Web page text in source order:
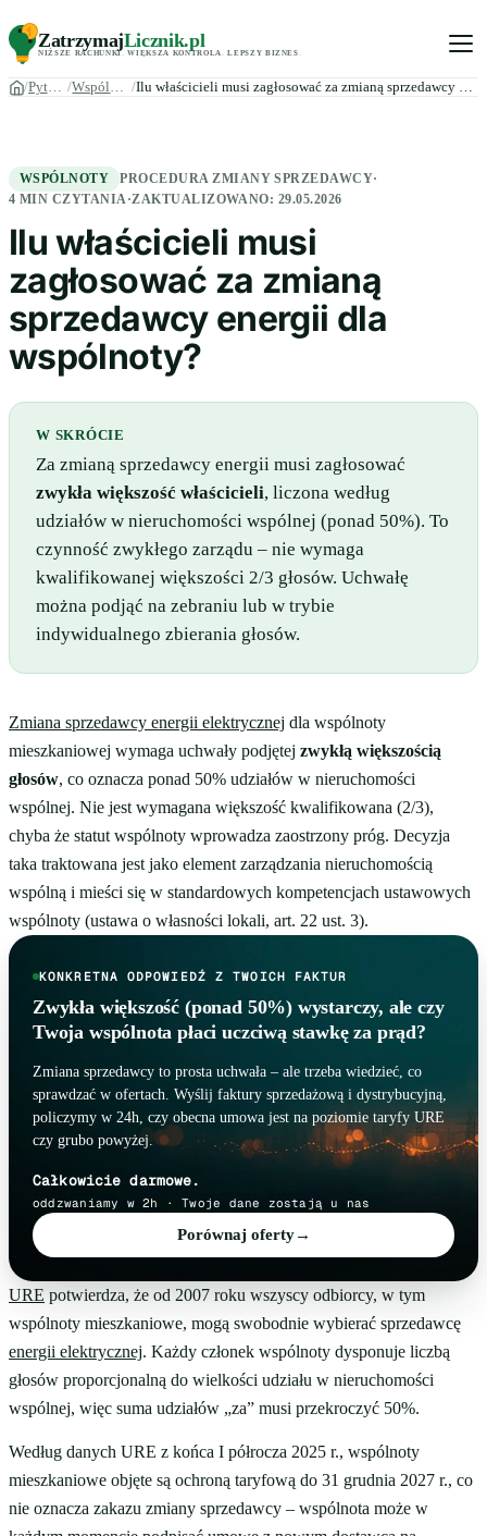
ZatrzymajLicznik.pl
NIŻSZE RACHUNKI. WIĘKSZA KONTROLA LEPSZY BIZNES
Pytania Wspólnoty Ilu właścicieli musi zagłosować za zmianą sprzedawcy energii…
WSPÓLNOTY PROCEDURA ZMIANY SPRZEDAWCY·
4 MIN CZYTANIA·ZAKTUALIZOWANO: 29.05.2026
Ilu właścicieli musi
zagłosować za zmianą
sprzedawcy energii dla
wspólnoty?
W SKRÓCIE
Za zmianą sprzedawcy energii musi zagłosować
zwykła większość właścicieli, liczona według
udziałów w nieruchomości wspólnej (ponad 50%). To
czynność zwykłego zarządu – nie wymaga
kwalifikowanej większości 2/3 głosów. Uchwałę
można podjąć na zebraniu lub w trybie
indywidualnego zbierania głosów.
Zmiana sprzedawcy energii elektrycznej dla wspólnoty
mieszkaniowej wymaga uchwały podjętej zwykłą większością
głosów, co oznacza ponad 50% udziałów w nieruchomości
wspólnej. Nie jest wymagana większość kwalifikowana (2/3),
chyba że statut wspólnoty wprowadza zaostrzony próg. Decyzja
taka traktowana jest jako element zarządzania nieruchomością
wspólną i mieści się w standardowych kompetencjach ustawowych
wspólnoty (ustawa o własności lokali, art. 22 ust. 3).
KONKRETNA ODPOWIEDŹ Z TWOICH FAKTUR
Zwykła większość (ponad 50%) wystarczy, ale czy
Twoja wspólnota płaci uczciwą stawkę za prąd?
Zmiana sprzedawcy to prosta uchwała – ale trzeba wiedzieć, co
sprawdzać w ofertach. Wyślij faktury sprzedażową i dystrybucyjną,
policzymy w 24h, czy obecna umowa jest na poziomie taryfy URE
czy grubo powyżej.
Porównaj oferty→
Całkowicie darmowe.
oddzwaniamy w 2h · Twoje dane zostają u nas
URE potwierdza, że od 2007 roku wszyscy odbiorcy, w tym
wspólnoty mieszkaniowe, mogą swobodnie wybierać sprzedawcę
energii elektrycznej. Każdy członek wspólnoty dysponuje liczbą
głosów proporcjonalną do wielkości udziału w nieruchomości
wspólnej, więc suma udziałów „za” musi przekroczyć 50%.
Według danych URE z końca I półrocza 2025 r., wspólnoty
mieszkaniowe objęte są ochroną taryfową do 31 grudnia 2027 r., co
nie oznacza zakazu zmiany sprzedawcy – wspólnota może w